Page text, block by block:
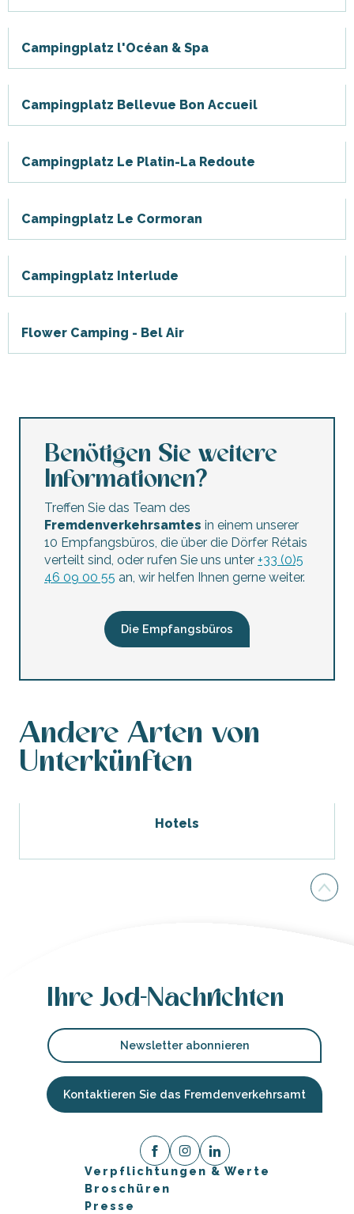
Campingplatz l'Océan & Spa
Campingplatz Bellevue Bon Accueil
Campingplatz Le Platin-La Redoute
Campingplatz Le Cormoran
Campingplatz Interlude
Flower Camping - Bel Air
Benötigen Sie weitere
Informationen?
Treffen Sie das Team des
Fremdenverkehrsamtes in einem unserer
10 Empfangsbüros, die über die Dörfer Rétais
verteilt sind, oder rufen Sie uns unter +33 (0)5
46 09 00 55 an, wir helfen Ihnen gerne weiter.
Die Empfangsbüros
Andere Arten von
Unterkünften
Hotels
Ihre Jod-Nachrichten
Newsletter abonnieren
Kontaktieren Sie das Fremdenverkehrsamt
Verpflichtungen & Werte
Broschüren
Presse